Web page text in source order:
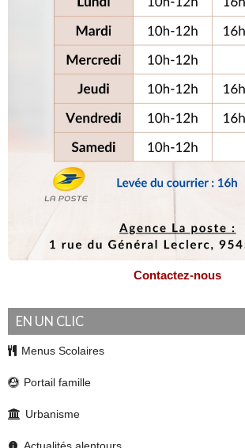
Contactez-nous
EN UN CLIC
Menus Scolaires
Portail famille
Urbanisme